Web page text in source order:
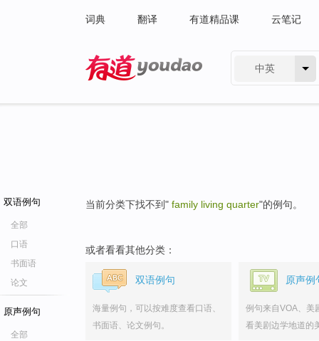
词典 翻译 有道精品课 云笔记
中英
双语例句
全部
口语
书面语
论文
原声例句
全部
当前分类下找不到" family living quarter"的例句。
或者看看其他分类：
双语例句
海量例句，可以按难度查看口语、
书面语、论文例句。
原声例
例句来自VOA、美
看美剧边学地道的